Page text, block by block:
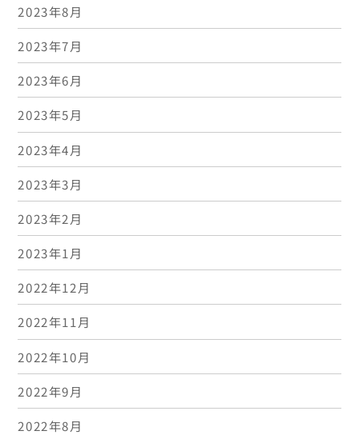
2023年8月
2023年7月
2023年6月
2023年5月
2023年4月
2023年3月
2023年2月
2023年1月
2022年12月
2022年11月
2022年10月
2022年9月
2022年8月